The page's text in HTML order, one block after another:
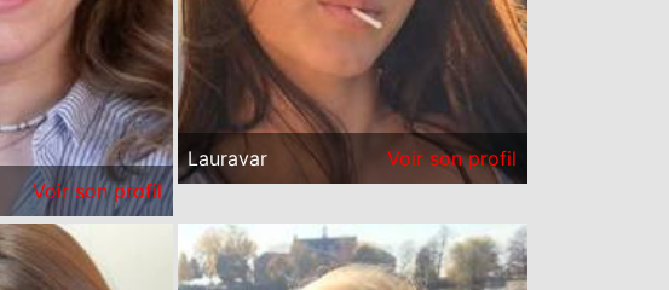
Voir son profil
Lauravar Voir son profil